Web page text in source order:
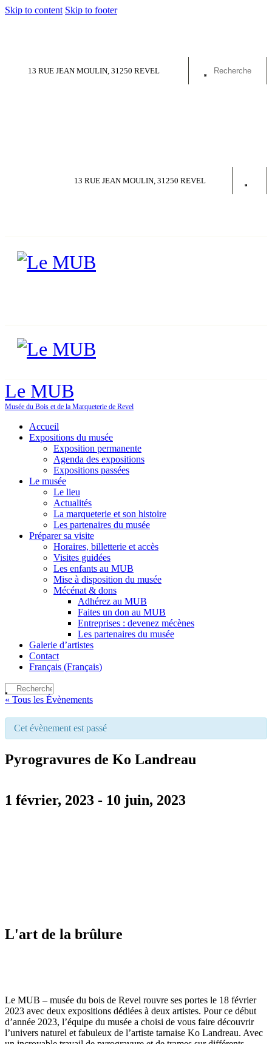
Skip to content Skip to footer
13 RUE JEAN MOULIN, 31250 REVEL
13 RUE JEAN MOULIN, 31250 REVEL
Le MUB
Musée du Bois et de la Marqueterie de Revel
Accueil
Expositions du musée
Exposition permanente
Agenda des expositions
Expositions passées
Le musée
Le lieu
Actualités
La marqueterie et son histoire
Les partenaires du musée
Préparer sa visite
Horaires, billetterie et accès
Visites guidées
Les enfants au MUB
Mise à disposition du musée
Mécénat & dons
Adhérez au MUB
Faites un don au MUB
Entreprises : devenez mécènes
Les partenaires du musée
Galerie d’artistes
Contact
Français (Français)
« Tous les Évènements
Cet évènement est passé
Pyrogravures de Ko Landreau
1 février, 2023 - 10 juin, 2023
L'art de la brûlure
Le MUB – musée du bois de Revel rouvre ses portes le 18 février
2023 avec deux expositions dédiées à deux artistes. Pour ce début
d’année 2023, l’équipe du musée a choisi de vous faire découvrir
l’univers naturel et fabuleux de l’artiste tarnaise Ko Landreau. Avec